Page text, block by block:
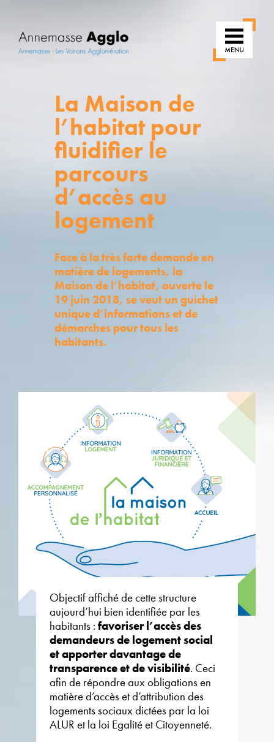
La Maison de
l’habitat pour
fluidifier le
parcours
d’accès au
logement
Face à la très forte demande en
matière de logements, la
Maison de l’habitat, ouverte le
19 juin 2018, se veut un guichet
unique d’informations et de
démarches pour tous les
habitants.
Objectif affiché de cette structure
aujourd’hui bien identifiée par les
habitants :favoriser l’accès des
demandeurs de logement social
et apporter davantage de
transparence et de visibilité. Ceci
afin de répondre aux obligations en
matière d’accès et d’attribution des
logements sociaux dictées par la loi
ALUR et la loi Egalité et Citoyenneté.